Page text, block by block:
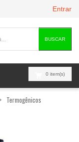
Entrar
BUSCAR
0 item(s)
Termogênicos